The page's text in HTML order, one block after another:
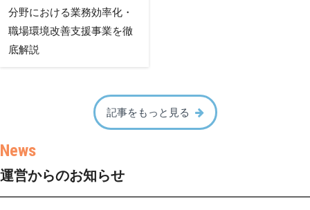
分野における業務効率化・
職場環境改善支援事業を徹
底解説
記事をもっと見る
運営からのお知らせ